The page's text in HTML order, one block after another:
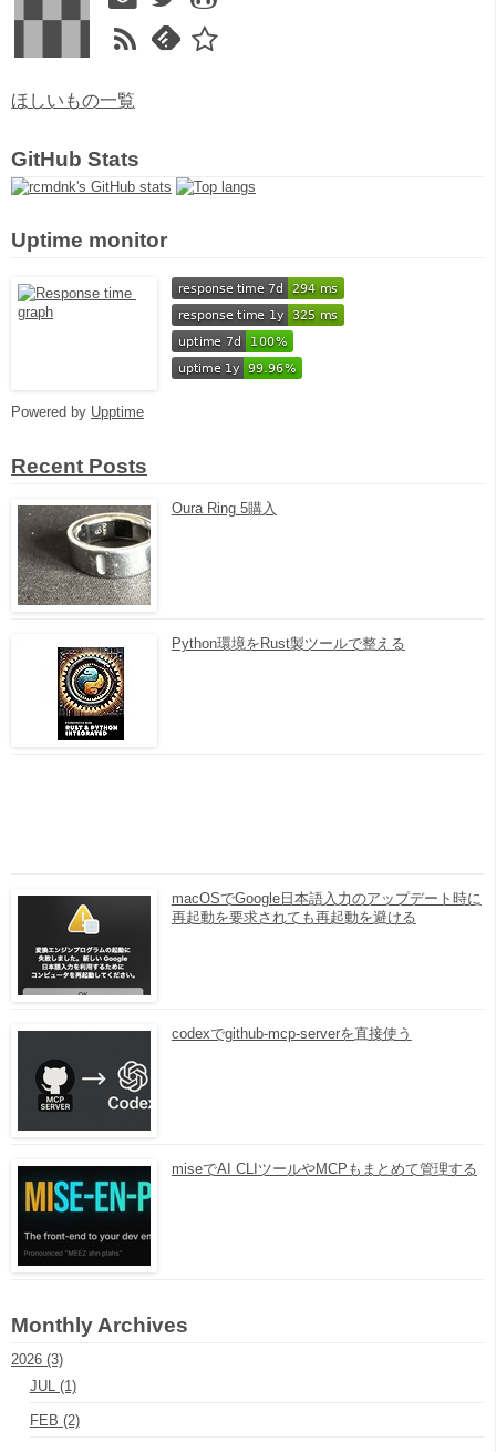
ほしいもの一覧
GitHub Stats
Uptime monitor
Powered by Upptime
Recent Posts
Oura Ring 5購入
Python環境をRust製ツールで整える
macOSでGoogle日本語入力のアップデート時に
再起動を要求されても再起動を避ける
codexでgithub-mcp-serverを直接使う
miseでAI CLIツールやMCPもまとめて管理する
Monthly Archives
2026 (3)
JUL (1)
FEB (2)